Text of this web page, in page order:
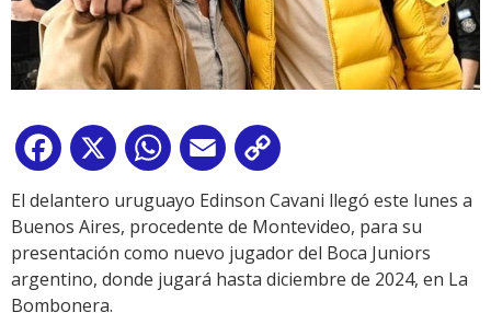
Facebook
X WhatsApp
Email
Link
El delantero uruguayo Edinson Cavani llegó este lunes a
Buenos Aires, procedente de Montevideo, para su
presentación como nuevo jugador del Boca Juniors
argentino, donde jugará hasta diciembre de 2024, en La
Bombonera.